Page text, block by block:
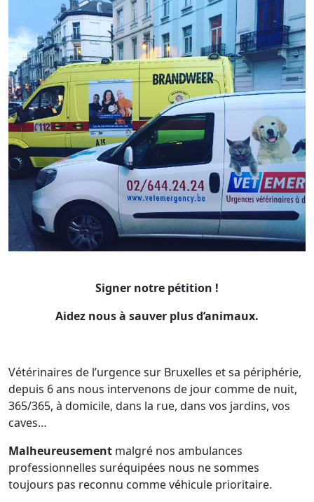
Signer notre pétition !
Aidez nous à sauver plus d’animaux.
Vétérinaires de l’urgence sur Bruxelles et sa périphérie,
depuis 6 ans nous intervenons de jour comme de nuit,
365/365, à domicile, dans la rue, dans vos jardins, vos
caves…
Malheureusement malgré nos ambulances
professionnelles suréquipées nous ne sommes
toujours pas reconnu comme véhicule prioritaire.